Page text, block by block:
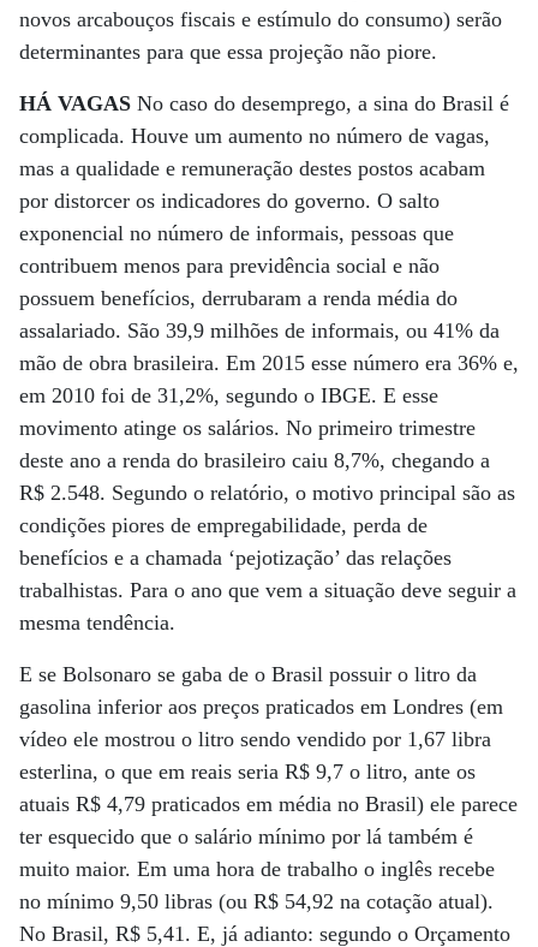
novos arcabouços fiscais e estímulo do consumo) serão
determinantes para que essa projeção não piore.
HÁ VAGAS No caso do desemprego, a sina do Brasil é
complicada. Houve um aumento no número de vagas,
mas a qualidade e remuneração destes postos acabam
por distorcer os indicadores do governo. O salto
exponencial no número de informais, pessoas que
contribuem menos para previdência social e não
possuem benefícios, derrubaram a renda média do
assalariado. São 39,9 milhões de informais, ou 41% da
mão de obra brasileira. Em 2015 esse número era 36% e,
em 2010 foi de 31,2%, segundo o IBGE. E esse
movimento atinge os salários. No primeiro trimestre
deste ano a renda do brasileiro caiu 8,7%, chegando a
R$ 2.548. Segundo o relatório, o motivo principal são as
condições piores de empregabilidade, perda de
benefícios e a chamada ‘pejotização’ das relações
trabalhistas. Para o ano que vem a situação deve seguir a
mesma tendência.
E se Bolsonaro se gaba de o Brasil possuir o litro da
gasolina inferior aos preços praticados em Londres (em
vídeo ele mostrou o litro sendo vendido por 1,67 libra
esterlina, o que em reais seria R$ 9,7 o litro, ante os
atuais R$ 4,79 praticados em média no Brasil) ele parece
ter esquecido que o salário mínimo por lá também é
muito maior. Em uma hora de trabalho o inglês recebe
no mínimo 9,50 libras (ou R$ 54,92 na cotação atual).
No Brasil, R$ 5,41. E, já adianto: segundo o Orçamento